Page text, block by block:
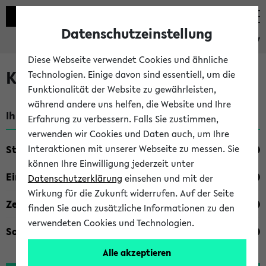
eKVV
Kombisuche im eKVV
Ihre Suchkriterien:
Studienfach
Einrichtung
Zeiten
Sonstiges
Datenschutzeinstellung
Diese Webseite verwendet Cookies und ähnliche
Technologien. Einige davon sind essentiell, um die
Funktionalität der Website zu gewährleisten,
während andere uns helfen, die Website und Ihre
Erfahrung zu verbessern. Falls Sie zustimmen,
verwenden wir Cookies und Daten auch, um Ihre
Interaktionen mit unserer Webseite zu messen. Sie
können Ihre Einwilligung jederzeit unter
Datenschutzerklärung einsehen und mit der
Wirkung für die Zukunft widerrufen. Auf der Seite
finden Sie auch zusätzliche Informationen zu den
verwendeten Cookies und Technologien.
Alle akzeptieren